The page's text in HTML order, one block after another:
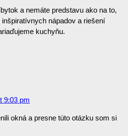
a nemáte predstavu ako na to,
nápadov a riešení
kuchyňu.
9:03 pm
okná a presne túto otázku som si